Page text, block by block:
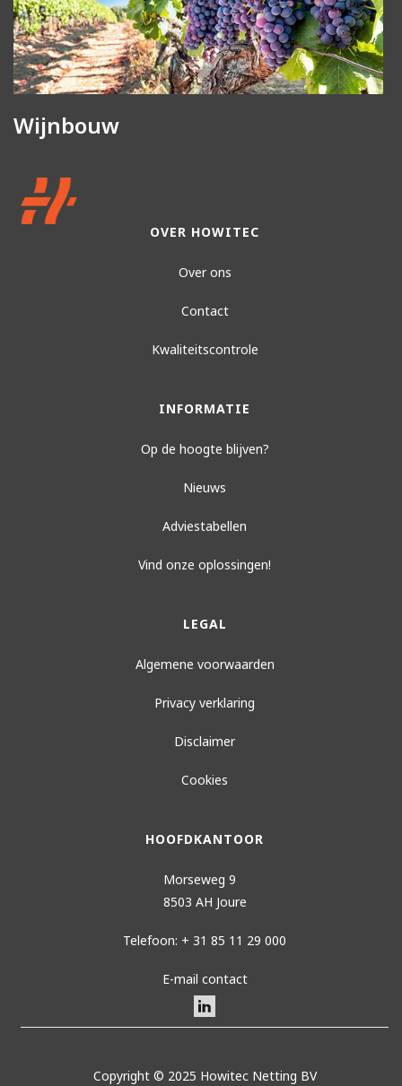
Wijnbouw
OVER HOWITEC
Over ons
Contact
Kwaliteitscontrole
INFORMATIE
Op de hoogte blijven?
Nieuws
Adviestabellen
Vind onze oplossingen!
LEGAL
Algemene voorwaarden
Privacy verklaring
Disclaimer
Cookies
HOOFDKANTOOR
Morseweg 9
8503 AH Joure
Telefoon: + 31 85 11 29 000
E-mail contact
Copyright © 2025 Howitec Netting BV